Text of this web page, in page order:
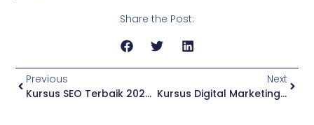
Share the Post:
Previous
Kursus SEO Terbaik 2026: Kuasai Halaman 1 Google Dalam Waktu Singkat!
Next
Kursus Digital Marketing Terbaik 2026: Kuasai Skill Paling Dicari Tahun Ini!